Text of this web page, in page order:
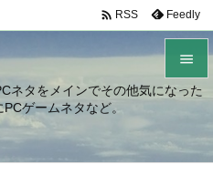
ネタをメインでその他気になった
ゲームネタなど。


サイド
 RSS Feedly